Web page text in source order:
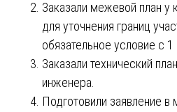
Заказали межевой план у
для уточнения границ
обязательное условие с 1
Заказали технический
инженера.
Подготовили заявление в